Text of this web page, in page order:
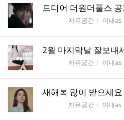
드디어 더원더풀스
자유공간 작성자
이내as
2월 마지막날 잘보내
자유공간 작성자
이내as
새해복 많이 받으세요
자유공간 작성자
이내as